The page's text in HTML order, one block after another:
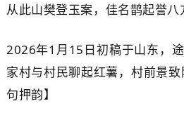
从此山樊登玉案，佳名鹊起誉八
2026年1月15日初稿于山东，
家村与村民聊起红薯，村前景
句押韵】